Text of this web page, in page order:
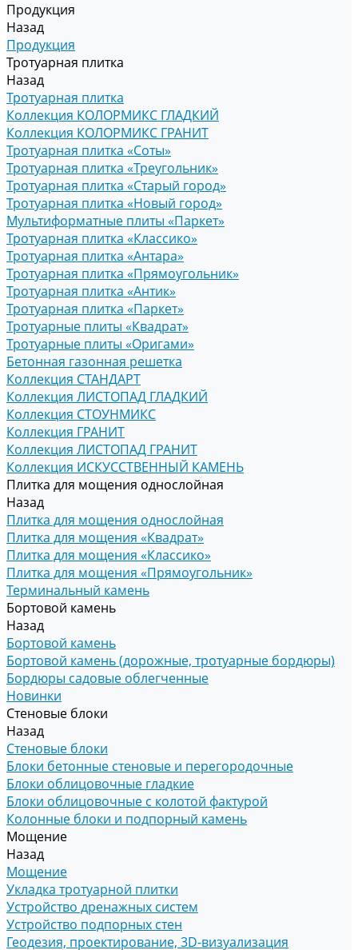
Продукция
Назад
Продукция
Тротуарная плитка
Назад
Тротуарная плитка
Коллекция КОЛОРМИКС ГЛАДКИЙ
Коллекция КОЛОРМИКС ГРАНИТ
Тротуарная плитка «Соты»
Тротуарная плитка «Треугольник»
Тротуарная плитка «Старый город»
Тротуарная плитка «Новый город»
Мультиформатные плиты «Паркет»
Тротуарная плитка «Классико»
Тротуарная плитка «Антара»
Тротуарная плитка «Прямоугольник»
Тротуарная плитка «Антик»
Тротуарная плитка «Паркет»
Тротуарные плиты «Квадрат»
Тротуарные плиты «Оригами»
Бетонная газонная решетка
Коллекция СТАНДАРТ
Коллекция ЛИСТОПАД ГЛАДКИЙ
Коллекция СТОУНМИКС
Коллекция ГРАНИТ
Коллекция ЛИСТОПАД ГРАНИТ
Коллекция ИСКУССТВЕННЫЙ КАМЕНЬ
Плитка для мощения однослойная
Назад
Плитка для мощения однослойная
Плитка для мощения «Квадрат»
Плитка для мощения «Классико»
Плитка для мощения «Прямоугольник»
Терминальный камень
Бортовой камень
Назад
Бортовой камень
Бортовой камень (дорожные, тротуарные бордюры)
Бордюры садовые облегченные
Новинки
Стеновые блоки
Назад
Стеновые блоки
Блоки бетонные стеновые и перегородочные
Блоки облицовочные гладкие
Блоки облицовочные с колотой фактурой
Колонные блоки и подпорный камень
Мощение
Назад
Мощение
Укладка тротуарной плитки
Устройство дренажных систем
Устройство подпорных стен
Геодезия, проектирование, 3D-визуализация